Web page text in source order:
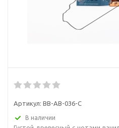
Артикул: BB-AB-036-C
В наличии